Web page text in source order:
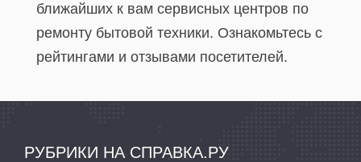
ближайших к вам сервисных центров по
ремонту бытовой техники. Ознакомьтесь с
рейтингами и отзывами посетителей.
РУБРИКИ НА СПРАВКА.РУ